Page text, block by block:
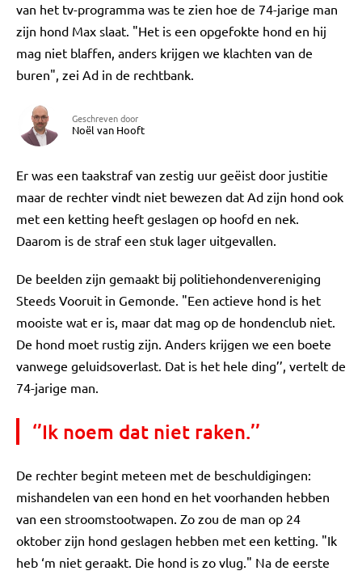
van het tv-programma was te zien hoe de 74-jarige man
zijn hond Max slaat. "Het is een opgefokte hond en hij
mag niet blaffen, anders krijgen we klachten van de
buren", zei Ad in de rechtbank.
Geschreven door
Noël van Hooft
Er was een taakstraf van zestig uur geëist door justitie
maar de rechter vindt niet bewezen dat Ad zijn hond ook
met een ketting heeft geslagen op hoofd en nek.
Daarom is de straf een stuk lager uitgevallen.
De beelden zijn gemaakt bij politiehondenvereniging
Steeds Vooruit in Gemonde. "Een actieve hond is het
mooiste wat er is, maar dat mag op de hondenclub niet.
De hond moet rustig zijn. Anders krijgen we een boete
vanwege geluidsoverlast. Dat is het hele ding’’, vertelt de
74-jarige man.
‘’Ik noem dat niet raken.’’
De rechter begint meteen met de beschuldigingen:
mishandelen van een hond en het voorhanden hebben
van een stroomstootwapen. Zo zou de man op 24
oktober zijn hond geslagen hebben met een ketting. "Ik
heb ‘m niet geraakt. Die hond is zo vlug." Na de eerste